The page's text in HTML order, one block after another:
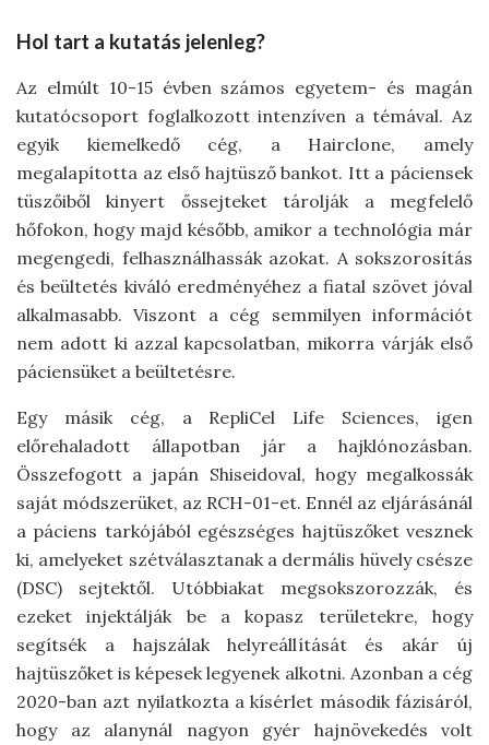
Hol tart a kutatás jelenleg?
Az elmúlt 10-15 évben számos egyetem- és magán
kutatócsoport foglalkozott intenzíven a témával. Az
egyik kiemelkedő cég, a Hairclone, amely
megalapította az első hajtüsző bankot. Itt a páciensek
tüszőiből kinyert őssejteket tárolják a megfelelő
hőfokon, hogy majd később, amikor a technológia már
megengedi, felhasználhassák azokat. A sokszorosítás
és beültetés kiváló eredményéhez a fiatal szövet jóval
alkalmasabb. Viszont a cég semmilyen információt
nem adott ki azzal kapcsolatban, mikorra várják első
páciensüket a beültetésre.
Egy másik cég, a RepliCel Life Sciences, igen
előrehaladott állapotban jár a hajklónozásban.
Összefogott a japán Shiseidoval, hogy megalkossák
saját módszerüket, az RCH-01-et. Ennél az eljárásánál
a páciens tarkójából egészséges hajtüszőket vesznek
ki, amelyeket szétválasztanak a dermális hüvely csésze
(DSC) sejtektől. Utóbbiakat megsokszorozzák, és
ezeket injektálják be a kopasz területekre, hogy
segítsék a hajszálak helyreállítását és akár új
hajtüszőket is képesek legyenek alkotni. Azonban a cég
2020-ban azt nyilatkozta a kísérlet második fázisáról,
hogy az alanynál nagyon gyér hajnövekedés volt